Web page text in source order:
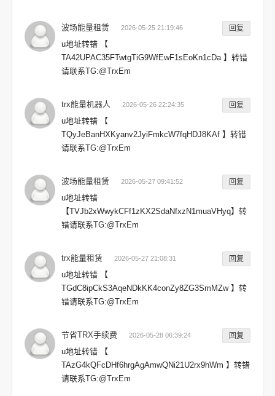
波场能量租赁 2026-05-25 21:19:46 回复
u地址转错 【
TA42UPAC35FTwtgTiG9WfEwF1sEoKn1cDa 】转错
请联系TG:@TrxEm
trx能量机器人 2026-05-26 22:24:35 回复
u地址转错 【
TQyJeBanHXKyanv2JyiFmkcW7fqHDJ8KAf 】转错
请联系TG:@TrxEm
波场能量租赁 2026-05-27 09:41:52 回复
u地址转错
【TVJb2xWwykCFf1zKX2SdaNfxzN1muaVHyq】转
错请联系TG:@TrxEm
trx能量租赁 2026-05-27 21:08:31 回复
u地址转错 【
TGdC8ipCkS3AqeNDkKK4conZy8ZG3SmMZw 】转
错请联系TG:@TrxEm
节省TRX手续费 2026-05-28 06:39:24 回复
u地址转错 【
TAzG4kQFcDHf6hrgAgAmwQNi21U2rx9hWm 】转错
请联系TG:@TrxEm